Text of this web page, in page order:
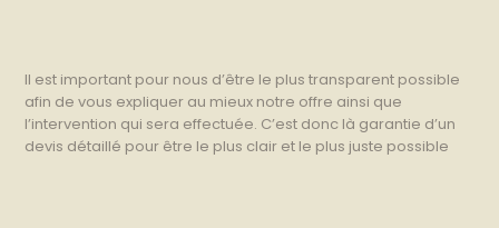
Il est important pour nous d’être le plus transparent possible
afin de vous expliquer au mieux notre offre ainsi que
l’intervention qui sera effectuée. C’est donc là garantie d’un
devis détaillé pour être le plus clair et le plus juste possible